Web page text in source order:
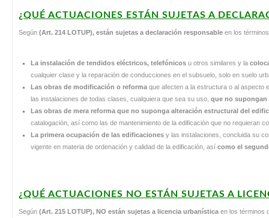
¿QUÉ ACTUACIONES ESTÁN SUJETAS A
Según (Art. 214 LOTUP), están sujetas a declaración responsable en los
La instalación de tendidos eléctricos, telefónicos u otros similares y la
cualquier clase y la reparación de conducciones en el subsuelo, solo en suelo
Las obras de modificación o reforma que afecten a la estructura o al aspecto
las instalaciones de todas clases, cualquiera que sea su uso, que no supongan
Las obras de mera reforma que no suponga alteración estructural del
catalogación, así como las de mantenimiento de la edificación que no requieran
La primera ocupación de las edificaciones y las instalaciones, concluida su
vigente en materia de ordenación y calidad de la edificación, así como el
¿QUÉ ACTUACIONES NO ESTÁN SUJETAS A
Según (Art. 215 LOTUP), NO están sujetas a licencia urbanística en los términos